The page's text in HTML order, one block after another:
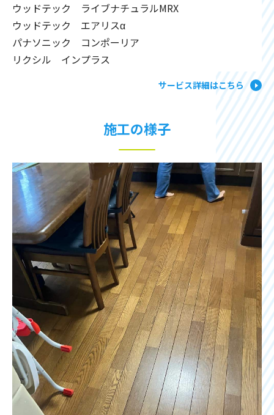
ウッドテック ライブナチュラルMRX
ウッドテック エアリスα
パナソニック コンポーリア
リクシル インプラス
サービス詳細はこちら
施工の様子